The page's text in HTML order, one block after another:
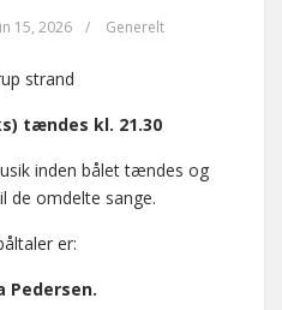
15, 2026 / Generelt
strand
tændes kl. 21.30
inden bålet tændes og
de omdelte sange.
er:
Pedersen.